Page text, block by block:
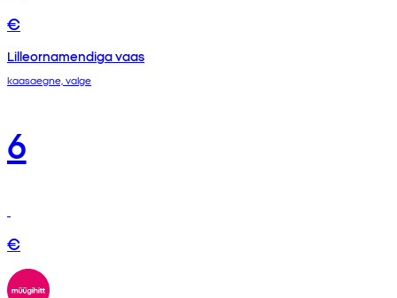
€
Lilleornamendiga vaas
kaasaegne, valge
6
€